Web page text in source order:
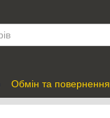
Обмін та повернення